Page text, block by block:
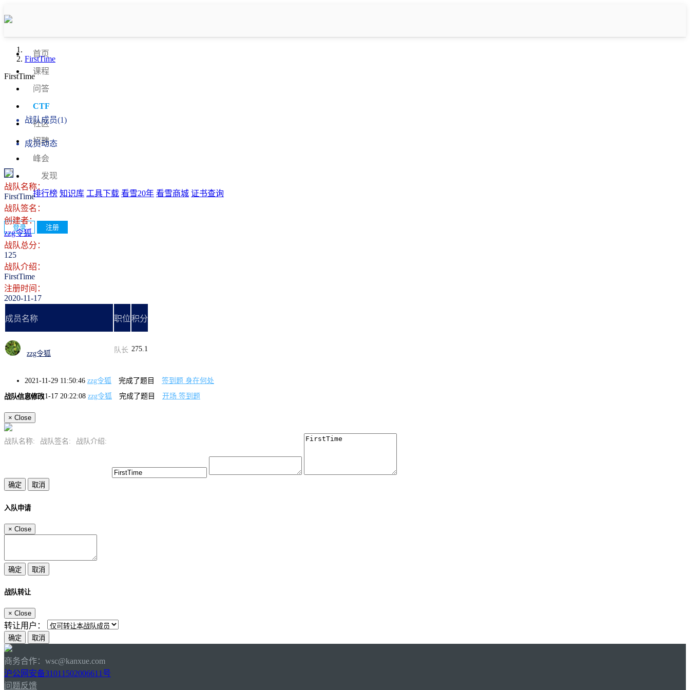
首页
课程
问答
CTF
社区
招聘
峰会
发现
排行榜 知识库 工具下载 看雪20年 看雪商城 证书查询
登录 注册
FirstTime
FirstTime
战队成员(1)
成员动态
战队名称：
FirstTime
战队签名：
创建者：
zzg令狐
战队总分：
125
战队介绍：
FirstTime
注册时间：
2020-11-17
成员名称 职位积分
zzg令狐 队长 275.1
2021-11-29 11:50:46 zzg令狐 完成了题目
签到题 身在何处
2020-11-17 20:22:08 zzg令狐 完成了题目 开场 签到题
战队信息修改
× Close
战队名称: 战队签名: 战队介绍:
入队申请
× Close
战队转让
× Close
转让用户：
商务合作：wsc@kanxue.com
沪公网安备31011502006611号
问题反馈